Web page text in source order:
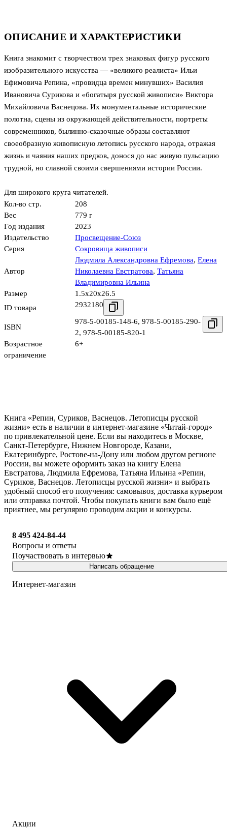
ОПИСАНИЕ И ХАРАКТЕРИСТИКИ
Книга знакомит с творчеством трех знаковых фигур русского
изобразительного искусства — «великого реалиста» Ильи
Ефимовича Репина, «провидца времен минувших» Василия
Ивановича Сурикова и «богатыря русской живописи» Виктора
Михайловича Васнецова. Их монументальные исторические
полотна, сцены из окружающей действительности, портреты
современников, былинно-сказочные образы составляют
своеобразную живописную летопись русского народа, отражая
жизнь и чаяния наших предков, донося до нас живую пульсацию
трудной, но славной своими свершениями истории России.
Для широкого круга читателей.
Кол-во стр.
208
Вес
779 г
Год издания
2023
Издательство
Просвещение-Союз
Серия
Сокровища живописи
Автор
Людмила Александровна Ефремова, Елена
Николаевна Евстратова, Татьяна
Владимировна Ильина
Размер
1.5x20x26.5
ID товара
2932180
ISBN
978-5-00185-148-6, 978-5-00185-290-
2, 978-5-00185-820-1
Возрастное
ограничение
6+
Книга «Репин, Суриков, Васнецов. Летописцы русской
жизни» есть в наличии в интернет-магазине «Читай-город»
по привлекательной цене. Если вы находитесь в Москве,
Санкт-Петербурге, Нижнем Новгороде, Казани,
Екатеринбурге, Ростове-на-Дону или любом другом регионе
России, вы можете оформить заказ на книгу Елена
Евстратова, Людмила Ефремова, Татьяна Ильина «Репин,
Суриков, Васнецов. Летописцы русской жизни» и выбрать
удобный способ его получения: самовывоз, доставка курьером
или отправка почтой. Чтобы покупать книги вам было ещё
приятнее, мы регулярно проводим акции и конкурсы.
8 495 424-84-44
Вопросы и ответы
Поучаствовать в интервью
Написать обращение
Интернет-магазин
Акции